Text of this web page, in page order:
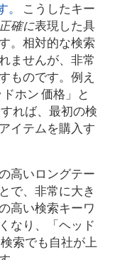
こうしたキー
正確に表現した具
。相対的な検索
ませんが、非常
ものです。例え
ホン 価格」と
れば、最初の検
イテムを購入す
高いロングテー
で、非常に大き
高い検索キーワ
なり、「ヘッド
索でも自社が上